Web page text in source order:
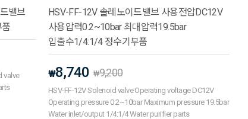
밸브
valve
HSV-FF-12V 솔레노이드밸브 사용전압DC12V
사용압력0.2~10bar 최대압력19.5bar
입출수1/4:1/4 정수기부품
₩8,740 ₩9,200
HSV-FF-12V Solenoid valve Operating voltage DC12V
Operating pressure 0.2~10bar Maximum pressure 19.5bar
Water inlet/output 1/4:1/4 Water purifier parts